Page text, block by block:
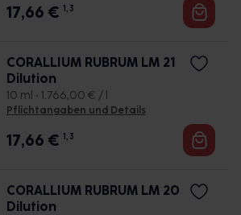
17,66 € 1, 3
CORALLIUM RUBRUM LM 21
Dilution
10 ml • 1.766,00 € / l
Pflichtangaben und Details
17,66 € 1, 3
CORALLIUM RUBRUM LM 20
Dilution